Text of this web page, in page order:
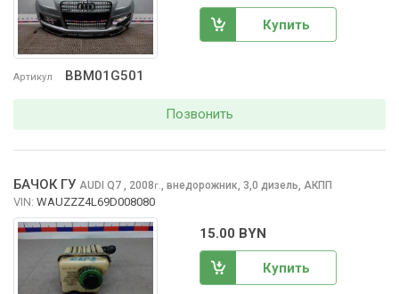
Артикул BBM01G501
Купить
Позвонить
БАЧОК ГУ AUDI Q7 , 2008г., внедорожник, 3,0 дизель, АКПП
VIN: WAUZZZ4L69D008080
15.00 BYN
Купить